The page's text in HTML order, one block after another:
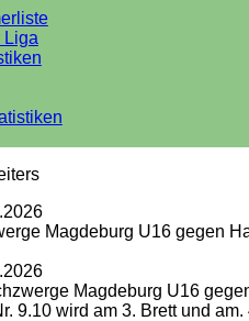
Liga
Magdeburg U16 gegen
Magdeburg U16
9.10 wird am 3. Brett und